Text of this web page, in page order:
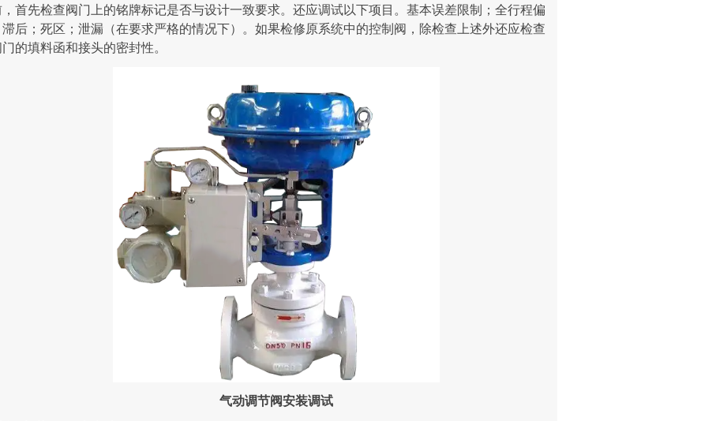
，首先检查阀门 上的铭牌标记是否与设计一致要求。还应调试以下项目。基本误差限制；全行程偏
滞后；死区；泄漏（在要求严格的情况下）。如果检修原系统中的控制阀，除检查上述外还应检查
门的填料函和接头的密封性。
气动调节阀安装调试